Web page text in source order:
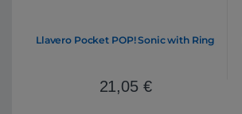
Llavero Pocket POP! Sonic with Ring
21,05 €